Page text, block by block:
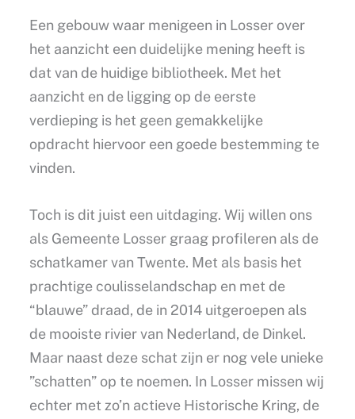
Een gebouw waar menigeen in Losser over
het aanzicht een duidelijke mening heeft is
dat van de huidige bibliotheek. Met het
aanzicht en de ligging op de eerste
verdieping is het geen gemakkelijke
opdracht hiervoor een goede bestemming te
vinden.
Toch is dit juist een uitdaging. Wij willen ons
als Gemeente Losser graag profileren als de
schatkamer van Twente. Met als basis het
prachtige coulisselandschap en met de
“blauwe” draad, de in 2014 uitgeroepen als
de mooiste rivier van Nederland, de Dinkel.
Maar naast deze schat zijn er nog vele unieke
”schatten” op te noemen. In Losser missen wij
echter met zo’n actieve Historische Kring, de